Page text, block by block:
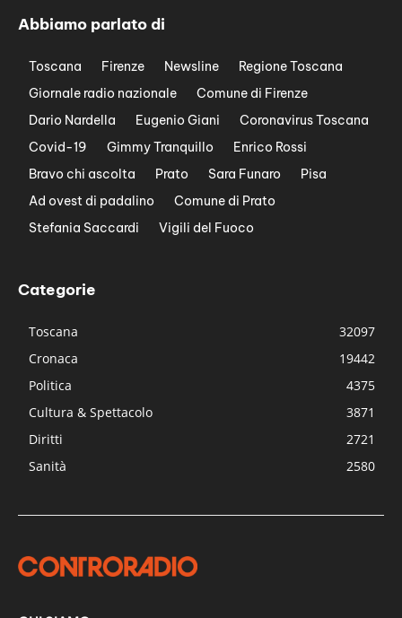
Abbiamo parlato di
Toscana Firenze Newsline
Regione Toscana
Giornale radio nazionale
Comune di Firenze
Dario Nardella
Eugenio Giani
Coronavirus Toscana
Covid-19
Gimmy Tranquillo
Enrico Rossi
Bravo chi ascolta
Prato Sara Funaro
Pisa
Ad ovest di padalino
Comune di Prato
Stefania Saccardi
Vigili del Fuoco
Categorie
Toscana
32097
Cronaca
19442
Politica
4375
Cultura & Spettacolo
3871
Diritti
2721
Sanità
2580